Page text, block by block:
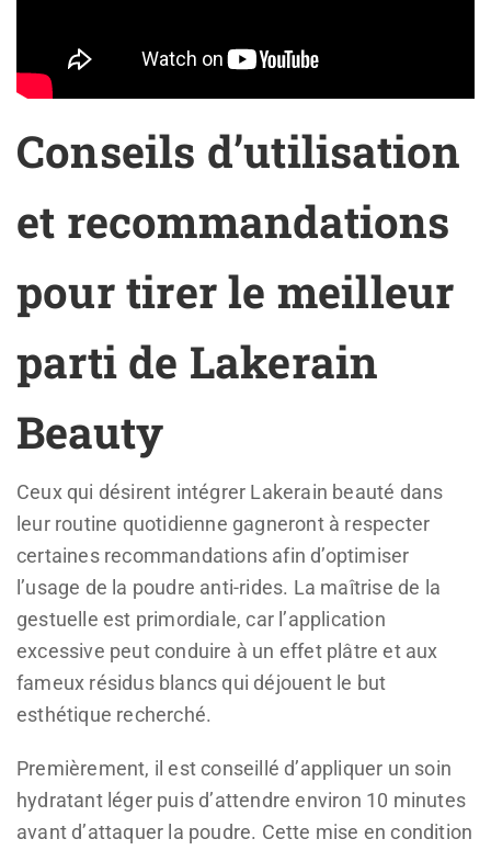
Conseils d’utilisation
et recommandations
pour tirer le meilleur
parti de Lakerain
Beauty
Ceux qui désirent intégrer Lakerain beauté dans
leur routine quotidienne gagneront à respecter
certaines recommandations afin d’optimiser
l’usage de la poudre anti-rides. La maîtrise de la
gestuelle est primordiale, car l’application
excessive peut conduire à un effet plâtre et aux
fameux résidus blancs qui déjouent le but
esthétique recherché.
Premièrement, il est conseillé d’appliquer un soin
hydratant léger puis d’attendre environ 10 minutes
avant d’attaquer la poudre. Cette mise en condition